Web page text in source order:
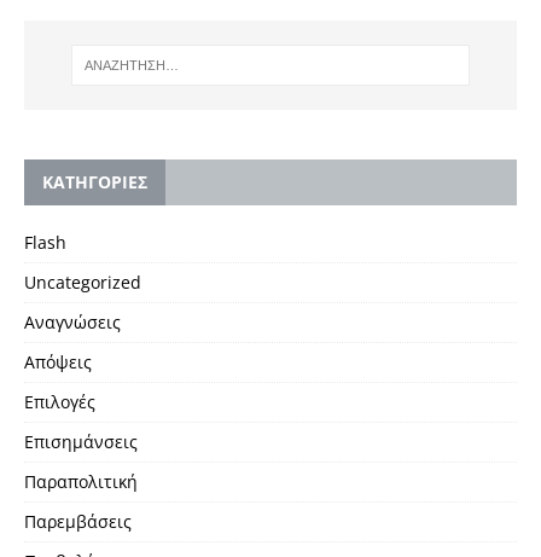
KΑΤΗΓΟΡΙΕΣ
Flash
Uncategorized
Αναγνώσεις
Απόψεις
Επιλογές
Επισημάνσεις
Παραπολιτική
Παρεμβάσεις